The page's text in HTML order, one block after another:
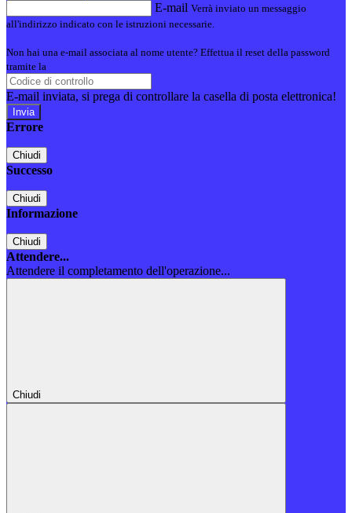
E-mail Verrà inviato un messaggio
all'indirizzo indicato con le istruzioni necessarie.
Non hai una e-mail associata al nome utente? Effettua il reset della password
tramite la
E-mail inviata, si prega di controllare la casella di posta elettronica!
Errore
Chiudi
Successo
Chiudi
Informazione
Chiudi
Attendere...
Attendere il completamento dell'operazione...
Chiudi